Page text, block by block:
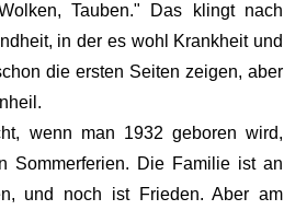
Tauben." Das klingt nach
in der es wohl Krankheit und
die ersten Seiten zeigen, aber
wenn man 1932 geboren wird,
Sommerferien. Die Familie ist an
und noch ist Frieden. Aber am